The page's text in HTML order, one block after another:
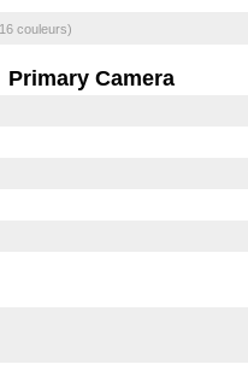
couleurs)
Primary Camera